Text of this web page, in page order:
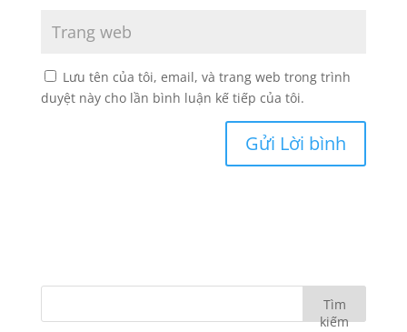
Lưu tên của tôi, email, và trang web trong trình
duyệt này cho lần bình luận kế tiếp của tôi.
Tìm
kiếm